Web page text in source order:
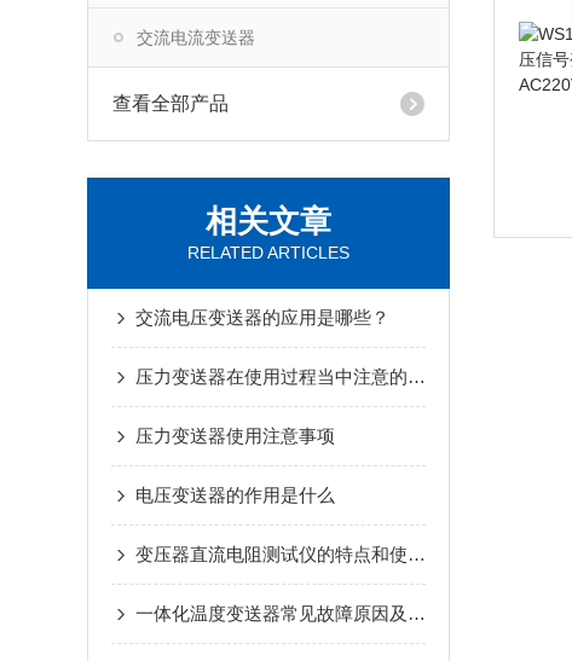
交流电流变送器
查看全部产品
相关文章
RELATED ARTICLES
交流电压变送器的应用是哪些？
压力变送器在使用过程当中注意的事项
压力变送器使用注意事项
电压变送器的作用是什么
变压器直流电阻测试仪的特点和使用方法
一体化温度变送器常见故障原因及维护保养方法